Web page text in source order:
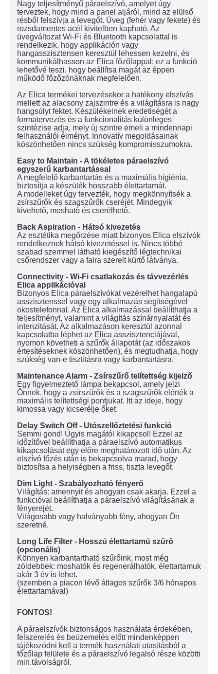
Nagy teljesítményű páraelszívó, amelyet úgy
terveztek, hogy mind a panel aljáról, mind az elülső
résből felszívja a levegőt. Üveg (fehér vagy fekete) és
rozsdamentes acél kivitelben kapható. Az
üvegváltozat Wi-Fi és Bluetooth kapcsolattal is
rendelkezik, hogy applikáción vagy
hangasszisztensen keresztül lehessen kezelni, és
kommunikálhasson az Elica főzőlappal: ez a funkció
lehetővé teszi, hogy beállítsa magát az éppen
működő főzőzónáknak megfelelően.
Az Elica termékei tervezésekor a hatékony elszívás
mellett az alacsony zajszintre és a világításra is nagy
hangsúlyt fektet. Készülékeinek eredetiségét a
formatervezés és a funkcionalitás különleges
szintézise adja, mely új szintre emeli a mindennapi
felhasználói élményt. Innovatív megoldásainak
köszönhetően nincs szükség kompromisszumokra.
Easy to Maintain - A tökéletes páraelszívó
egyszerű karbantartással
A megfelelő karbantartás és a maximális higiénia,
biztosítja a készülék hosszabb élettartamát.
A modelleket úgy tervezték, hogy megkönnyítsék a
zsírszűrők és szagszűrők cseréjét. Mindegyik
kivehető, mosható és cserélhető.
Back Aspiration - Hátsó kivezetés
Az esztétika megőrzése miatt bizonyos Elica elszívók
rendelkeznek hátsó kivezetéssel is. Nincs többé
szabad szemmel látható kiegészítő légtechnikai
csőrendszer vagy a falra szerelt kürtő látványa.
Connectivity - Wi-Fi csatlakozás és távvezérlés
Elica applikációval
Bizonyos Elica páraelszívókat vezérelhet hangalapú
asszisztenssel vagy egy alkalmazás segítségével
okostelefonnal. Az Elica alkalmazással beállíthatja a
teljesítményt, valamint a világítás színárnyalatát és
intenzitását. Az alkalmazáson keresztül azonnal
kapcsolatba léphet az Elica asszisztenciájával,
nyomon követheti a szűrők állapotát (az időszakos
értesítéseknek köszönhetően), és megtudhatja, hogy
szükség van-e tisztításra vagy karbantartásra.
Maintenance Alarm - Zsírszűrő telítettség kijelző
Egy figyelmeztető lámpa bekapcsol, amely jelzi
Önnek, hogy a zsírszűrők és a szagszűrők elérték a
maximális telítettségi pontjukat. Itt az ideje, hogy
kimossa vagy kicserélje őket.
Delay Switch Off - Utószellőztetési funkció
Semmi gond! Úgyis magától kikapcsol! Ezzel az
időzítővel beállíthatja a páraelszívó automatikus
kikapcsolását egy előre meghatározott idő után. Az
elszívó főzés után is bekapcsolva marad, hogy
biztosítsa a helyiségben a friss, tiszta levegőt.
Dim Light - Szabályozható fényerő
Világítás: amennyit és ahogyan csak akarja. Ezzel a
funkcióval beállíthatja a páraelszívó világításának a
fényerejét.
Világosabb vagy halványabb fény, ahogyan Ön
szeretné.
Long Life Filter - Hosszú élettartamú szűrő
(opcionális)
Könnyen karbantartható szűrőink, most még
zöldebbek: moshatók és regenerálhatók, élettartamuk
akár 3 év is lehet.
(szemben a piacon lévő átlagos szűrők 3/6 hónapos
élettartamával)
FONTOS!
A páraelszívók biztonságos használata érdekében,
felszerelés és beüzemelés előtt mindenképpen
tájékozódni kell a termék használati utasításból a
főzőlap felülete és a páraelszívó legalsó része közötti
min.távolságról.